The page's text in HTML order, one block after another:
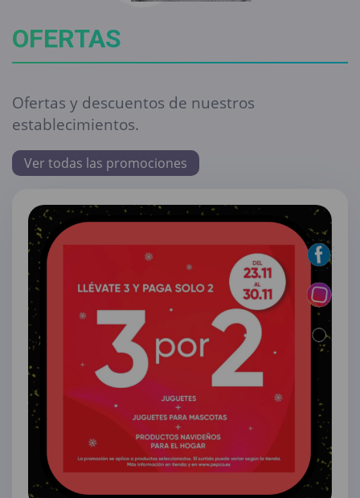
OFERTAS
Ofertas y descuentos de nuestros
establecimientos.
Ver todas las promociones